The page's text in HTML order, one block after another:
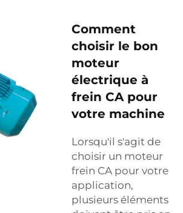
Comment
choisir le bon
moteur
électrique à
frein CA pour
votre machine
Lorsqu'il s'agit de
choisir un moteur
frein CA pour votre
application,
plusieurs éléments